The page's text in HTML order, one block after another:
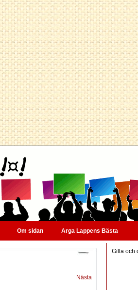
Om sidan Arga Lappens Bästa
Nästa
Gilla och